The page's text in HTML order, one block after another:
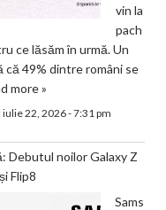
vin la
pach
ce lăsăm în urmă. Un
că 49% dintre români se
more »
iulie 22, 2026 - 7:31 pm
Debutul noilor Galaxy Z
Flip8
Sams